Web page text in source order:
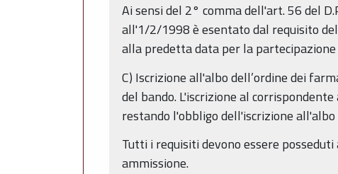
Ai sensi del 2° comma dell'art. 56 del
all'1/2/1998 è esentato dal requisito
alla predetta data per la partecipazione
C) Iscrizione all'albo dell’ordine dei
del bando. L'iscrizione al
restando l'obbligo dell'iscrizione
Tutti i requisiti devono essere
ammissione.